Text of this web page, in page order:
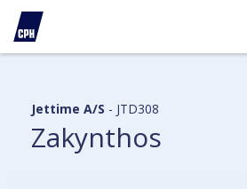
Jettime A/S - JTD308
Zakynthos